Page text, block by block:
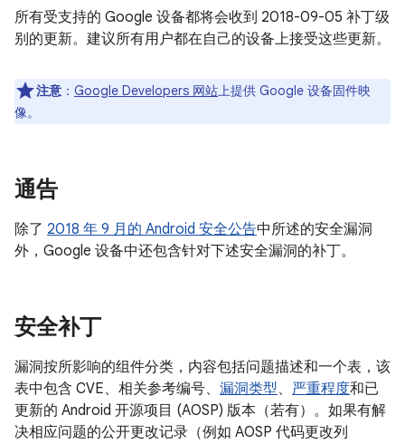
所有受支持的 Google 设备都将会收到 2018-09-05 补丁级
别的更新。建议所有用户都在自己的设备上接受这些更新。
注意 ： Google Developers 网站上提供 Google 设备固件映
像。
通告
除了 2018 年 9 月的 Android 安全公告中所述的安全漏洞
外，Google 设备中还包含针对下述安全漏洞的补丁。
安全补丁
漏洞按所影响的组件分类，内容包括问题描述和一个表，该
表中包含 CVE、相关参考编号、 漏洞类型、 严重程度和已
更新的 Android 开源项目 (AOSP) 版本（若有）。如果有解
决相应问题的公开更改记录（例如 AOSP 代码更改列